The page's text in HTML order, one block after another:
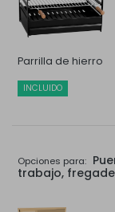
Parrilla de hierro
INCLUIDO
Opciones para:
trabajo,